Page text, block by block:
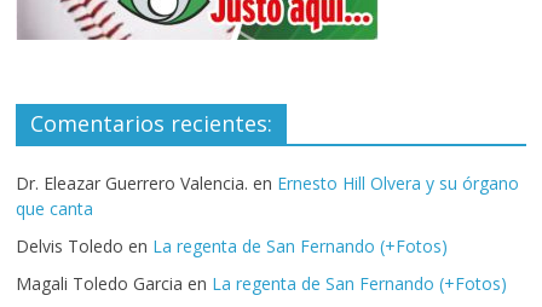
Comentarios recientes:
Dr. Eleazar Guerrero Valencia. en Ernesto Hill Olvera y su órgano
que canta
Delvis Toledo en La regenta de San Fernando (+Fotos)
Magali Toledo Garcia en La regenta de San Fernando (+Fotos)